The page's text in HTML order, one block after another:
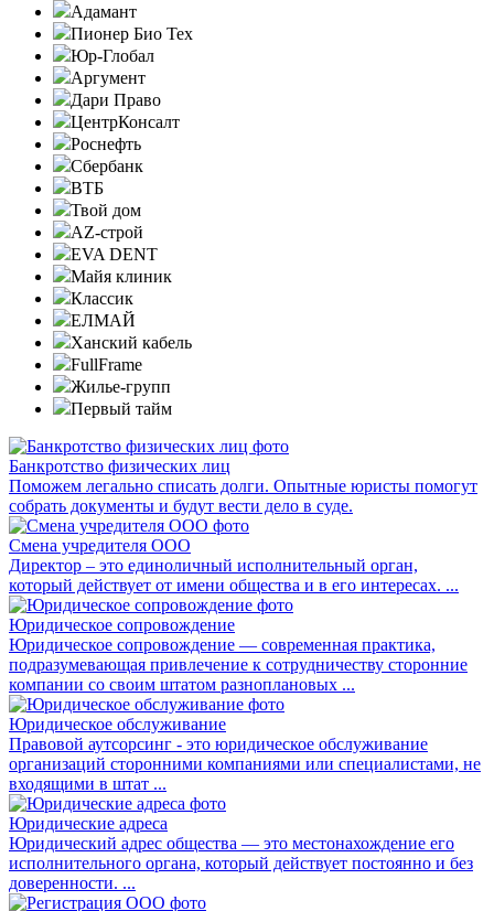
Адамант
Пионер Био Тех
Юр-Глобал
Аргумент
Дари Право
ЦентрКонсалт
Роснефть
Сбербанк
ВТБ
Твой дом
AZ-строй
EVA DENT
Майя клиник
Классик
ЕЛМАЙ
Ханский кабель
FullFrame
Жилье-групп
Первый тайм
Банкротство физических лиц
Поможем легально списать долги. Опытные юристы помогут
собрать документы и будут вести дело в суде.
Смена учредителя ООО
Директор – это единоличный исполнительный орган,
который действует от имени общества и в его интересах. ...
Юридическое сопровождение
Юридическое сопровождение — современная практика,
подразумевающая привлечение к сотрудничеству сторонние
компании со своим штатом разноплановых ...
Юридическое обслуживание
Правовой аутсорсинг - это юридическое обслуживание
организаций сторонними компаниями или специалистами, не
входящими в штат ...
Юридические адреса
Юридический адрес общества — это местонахождение его
исполнительного органа, который действует постоянно и без
доверенности. ...